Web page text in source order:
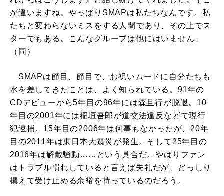
が違いますね。やっぱりSMAPは私たちなんです。私
たちと変わらないミスをする人間であり、その上でス
ターでもある。こんなグループは他にはいません」
（同）
SMAPは節目、節目で、お祝いムードに自分たちも
水を差してきたことは、よく知られている。91年の
CDデビューから5年目の96年には森且行が脱退。10
年目の2001年には稲垣吾郎が道交法違反などで現行
犯逮捕。15年目の2006年は何事もなかったが、20年
目の2011年は東日本大震災が発生。そして25年目の
2016年は解散騒動……という具合だ。やはりファン
はトラブル慣れしていると言えば失礼だが、どっしり
構えて受け止める余裕を持っているのだろう。